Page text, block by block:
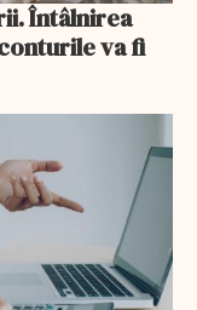
Întâlnirea
va fi